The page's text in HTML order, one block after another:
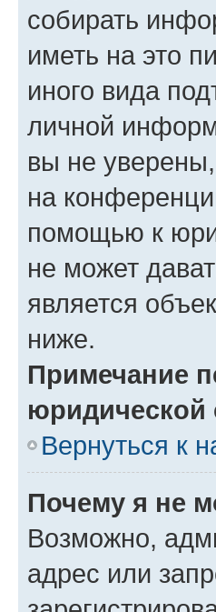
собирать
иметь на это
иного вида
личной
вы не
на
помощью к
не может
является
ниже.
Примечание
юридической
Вернуться к
Почему я не
Возможно,
адрес или